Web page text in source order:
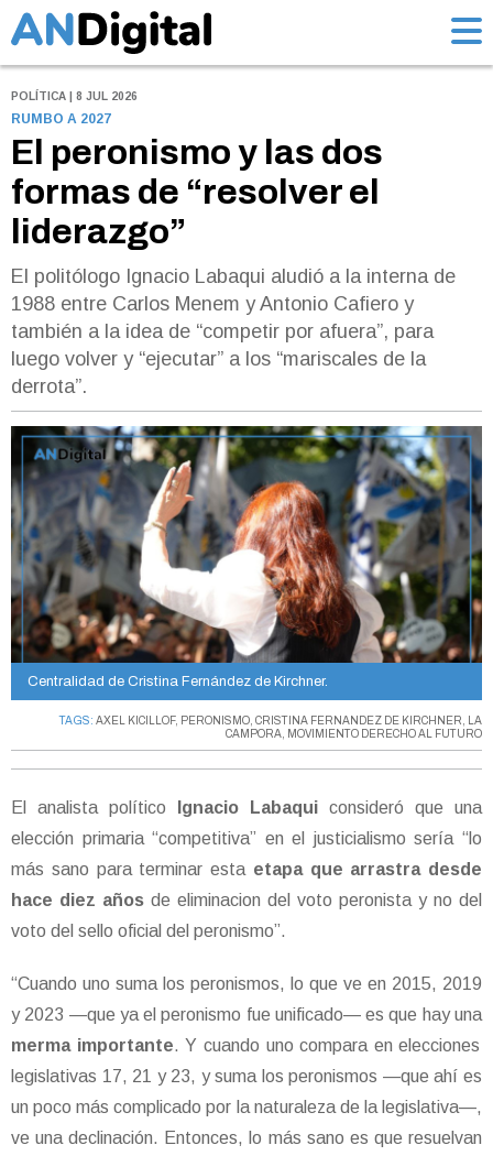
POLÍTICA | 8 JUL 2026
RUMBO A 2027
El peronismo y las dos
formas de “resolver el
liderazgo”
El politólogo Ignacio Labaqui aludió a la interna de
1988 entre Carlos Menem y Antonio Cafiero y
también a la idea de “competir por afuera”, para
luego volver y “ejecutar” a los “mariscales de la
derrota”.
Centralidad de Cristina Fernández de Kirchner.
TAGS: AXEL KICILLOF, PERONISMO, CRISTINA FERNANDEZ DE KIRCHNER, LA
CAMPORA, MOVIMIENTO DERECHO AL FUTURO
El analista político Ignacio Labaqui consideró que una
elección primaria “competitiva” en el justicialismo sería “lo
más sano para terminar esta etapa que arrastra desde
hace diez años de eliminacion del voto peronista y no del
voto del sello oficial del peronismo”.
“Cuando uno suma los peronismos, lo que ve en 2015, 2019
y 2023 —que ya el peronismo fue unificado— es que hay una
merma importante. Y cuando uno compara en elecciones
legislativas 17, 21 y 23, y suma los peronismos —que ahí es
un poco más complicado por la naturaleza de la legislativa—,
ve una declinación. Entonces, lo más sano es que resuelvan